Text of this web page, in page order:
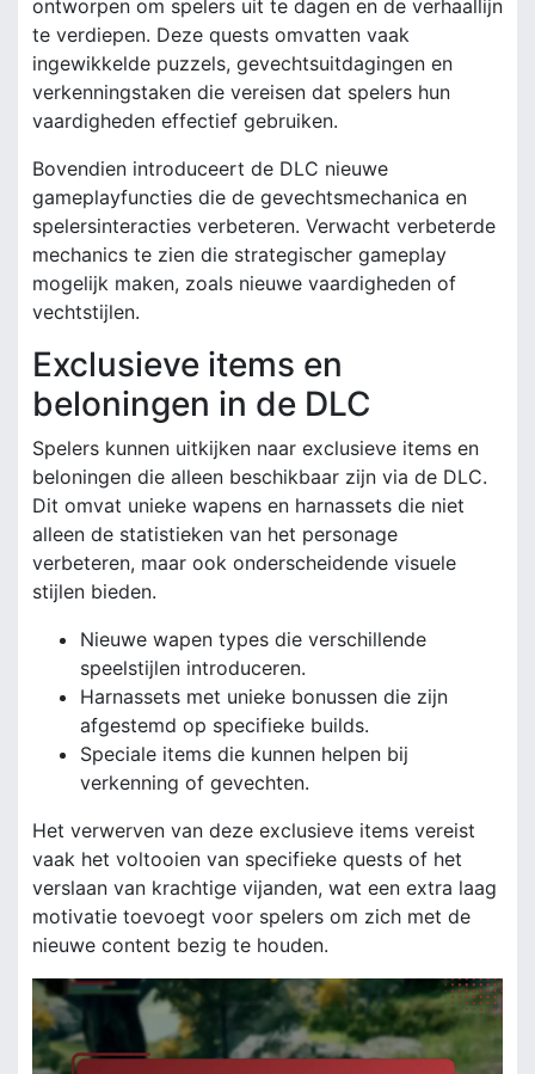
ontworpen om spelers uit te dagen en de verhaallijn
te verdiepen. Deze quests omvatten vaak
ingewikkelde puzzels, gevechtsuitdagingen en
verkenningstaken die vereisen dat spelers hun
vaardigheden effectief gebruiken.
Bovendien introduceert de DLC nieuwe
gameplayfuncties die de gevechtsmechanica en
spelersinteracties verbeteren. Verwacht verbeterde
mechanics te zien die strategischer gameplay
mogelijk maken, zoals nieuwe vaardigheden of
vechtstijlen.
Exclusieve items en
beloningen in de DLC
Spelers kunnen uitkijken naar exclusieve items en
beloningen die alleen beschikbaar zijn via de DLC.
Dit omvat unieke wapens en harnassets die niet
alleen de statistieken van het personage
verbeteren, maar ook onderscheidende visuele
stijlen bieden.
Nieuwe wapen types die verschillende
speelstijlen introduceren.
Harnassets met unieke bonussen die zijn
afgestemd op specifieke builds.
Speciale items die kunnen helpen bij
verkenning of gevechten.
Het verwerven van deze exclusieve items vereist
vaak het voltooien van specifieke quests of het
verslaan van krachtige vijanden, wat een extra laag
motivatie toevoegt voor spelers om zich met de
nieuwe content bezig te houden.